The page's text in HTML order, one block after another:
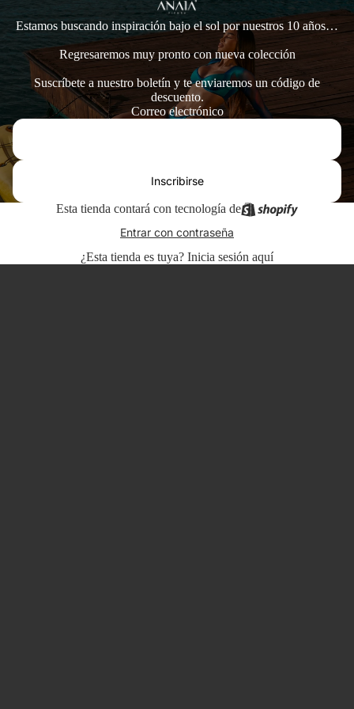
Estamos buscando inspiración bajo el sol por nuestros 10 años…
Regresaremos muy pronto con nueva colección
Suscríbete a nuestro boletín y te enviaremos un código de
descuento.
Correo electrónico
Inscribirse
Esta tienda contará con tecnología de
Entrar con contraseña
¿Esta tienda es tuya? Inicia sesión aquí